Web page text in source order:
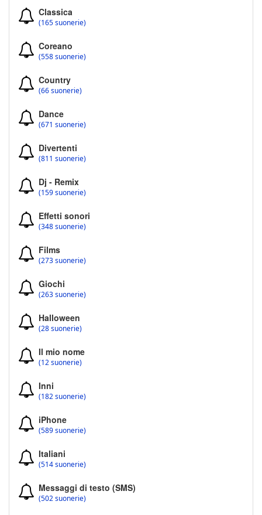
Classica
(165 suonerie)
Coreano
(558 suonerie)
Country
(66 suonerie)
Dance
(671 suonerie)
Divertenti
(811 suonerie)
Dj - Remix
(159 suonerie)
Effetti sonori
(348 suonerie)
Films
(273 suonerie)
Giochi
(263 suonerie)
Halloween
(28 suonerie)
Il mio nome
(12 suonerie)
Inni
(182 suonerie)
iPhone
(589 suonerie)
Italiani
(514 suonerie)
Messaggi di testo (SMS)
(502 suonerie)